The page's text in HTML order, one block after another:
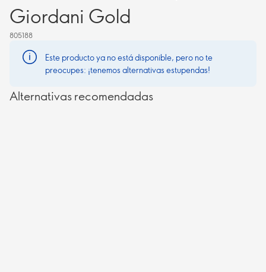
Giordani Gold
805188
Este producto ya no está disponible, pero no te
preocupes: ¡tenemos alternativas estupendas!
Alternativas recomendadas